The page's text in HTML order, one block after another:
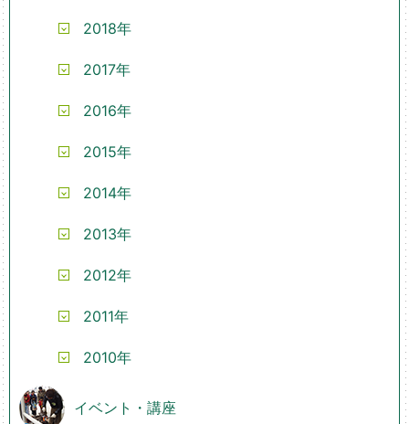
2018年
2017年
2016年
2015年
2014年
2013年
2012年
2011年
2010年
イベント・講座